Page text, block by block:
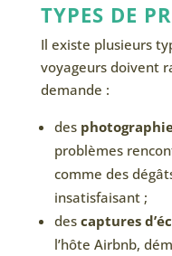
TYPES DE
Il existe plusieurs
voyageurs doivent
demande :
des
problèmes
comme des
insatisfaisant ;
des captures
l’hôte Airbnb,